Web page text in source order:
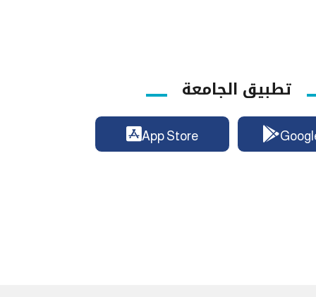
تطبيق الجامعة
App Store